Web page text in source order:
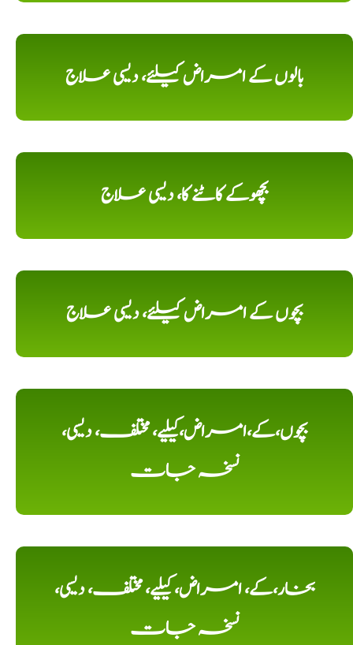
بالوں کے امراض کیلئے، دیسی علاج
بچھوکے کاٹنے کا، دیسی علاج
بچوں کے امراض کیلئے، دیسی علاج
بچوں،کے،امراض،کیلیے، مختلف، دیسی،
نسخہ جات
بخار،کے، امراض، کیلیے، مختلف، دیسی،
نسخہ جات